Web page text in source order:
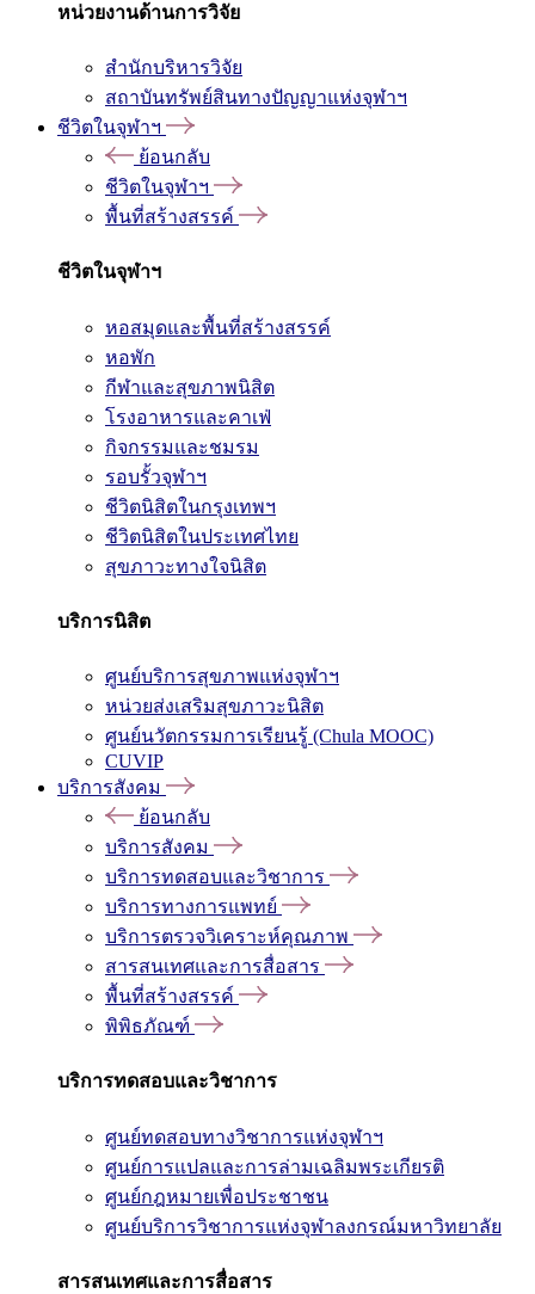
หน่วยงานด้านการวิจัย
สำนักบริหารวิจัย
สถาบันทรัพย์สินทางปัญญาแห่งจุฬาฯ
ชีวิตในจุฬาฯ
ย้อนกลับ
ชีวิตในจุฬาฯ
พื้นที่สร้างสรรค์
ชีวิตในจุฬาฯ
หอสมุดและพื้นที่สร้างสรรค์
หอพัก
กีฬาและสุขภาพนิสิต
โรงอาหารและคาเฟ่
กิจกรรมและชมรม
รอบรั้วจุฬาฯ
ชีวิตนิสิตในกรุงเทพฯ
ชีวิตนิสิตในประเทศไทย
สุขภาวะทางใจนิสิต
บริการนิสิต
ศูนย์บริการสุขภาพแห่งจุฬาฯ
หน่วยส่งเสริมสุขภาวะนิสิต
ศูนย์นวัตกรรมการเรียนรู้ (Chula MOOC)
CUVIP
บริการสังคม
ย้อนกลับ
บริการสังคม
บริการทดสอบและวิชาการ
บริการทางการแพทย์
บริการตรวจวิเคราะห์คุณภาพ
สารสนเทศและการสื่อสาร
พื้นที่สร้างสรรค์
พิพิธภัณฑ์
บริการทดสอบและวิชาการ
ศูนย์ทดสอบทางวิชาการแห่งจุฬาฯ
ศูนย์การแปลและการล่ามเฉลิมพระเกียรติ
ศูนย์กฎหมายเพื่อประชาชน
ศูนย์บริการวิชาการแห่งจุฬาลงกรณ์มหาวิทยาลัย
สารสนเทศและการสื่อสาร